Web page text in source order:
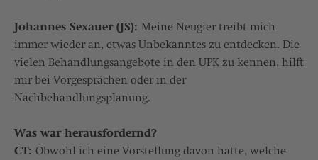
Johannes Sexauer (JS): Meine Neugier treibt mich
immer wieder an, etwas Unbekanntes zu entdecken. Die
vielen Behandlungsangebote in den UPK zu kennen, hilft
mir bei Vorgesprächen oder in der
Nachbehandlungsplanung.
Was war herausfordernd?
CT: Obwohl ich eine Vorstellung davon hatte, welche